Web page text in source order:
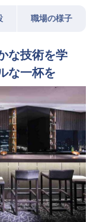
職場の様子
な技術を学
な一杯を